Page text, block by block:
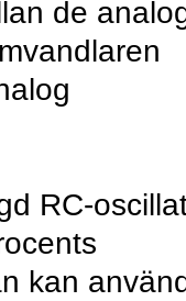
de
RC-
kan